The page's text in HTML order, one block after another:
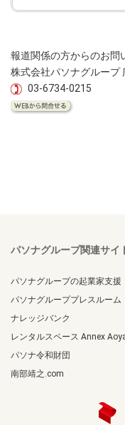
報道関係の方からのお問
株式会社パソナグループ
03-6734-0215
パソナグループ関連サイ
パソナグループの起業家支援
パソナグループプレスルーム
ナレッジバンク
レンタルスペース Annex
パソナ令和財団
南部靖之.com